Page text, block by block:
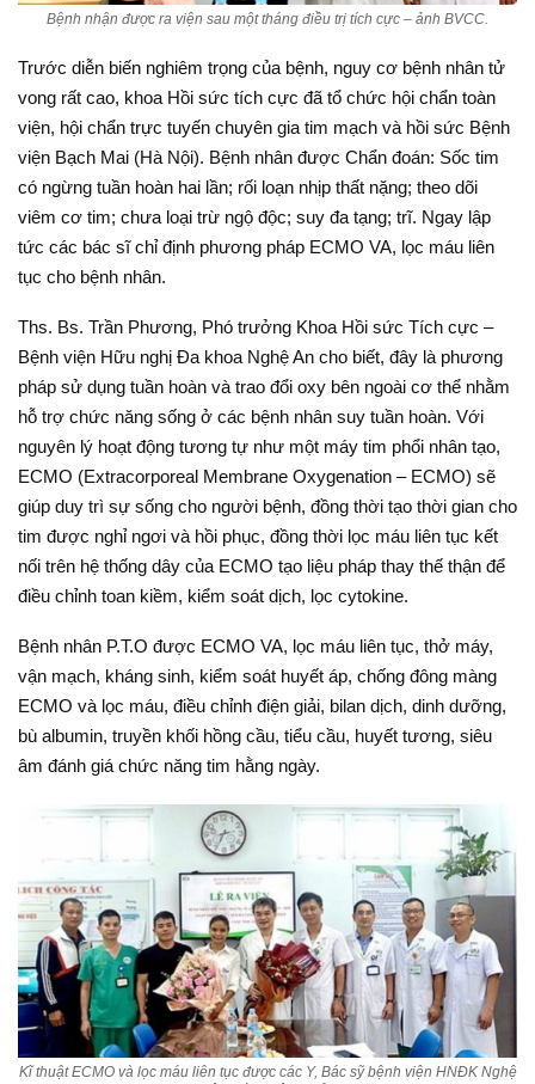
Bệnh nhận được ra viện sau một tháng điều trị tích cực – ảnh BVCC.
Trước diễn biến nghiêm trọng của bệnh, nguy cơ bệnh nhân tử
vong rất cao, khoa Hồi sức tích cực đã tổ chức hội chẩn toàn
viện, hội chẩn trực tuyến chuyên gia tim mạch và hồi sức Bệnh
viện Bạch Mai (Hà Nội). Bệnh nhân được Chẩn đoán: Sốc tim
có ngừng tuần hoàn hai lần; rối loạn nhịp thất nặng; theo dõi
viêm cơ tim; chưa loại trừ ngộ độc; suy đa tạng; trĩ. Ngay lập
tức các bác sĩ chỉ định phương pháp ECMO VA, lọc máu liên
tục cho bệnh nhân.
Ths. Bs. Trần Phương, Phó trưởng Khoa Hồi sức Tích cực –
Bệnh viện Hữu nghị Đa khoa Nghệ An cho biết, đây là phương
pháp sử dụng tuần hoàn và trao đổi oxy bên ngoài cơ thể nhằm
hỗ trợ chức năng sống ở các bệnh nhân suy tuần hoàn. Với
nguyên lý hoạt động tương tự như một máy tim phổi nhân tạo,
ECMO (Extracorporeal Membrane Oxygenation – ECMO) sẽ
giúp duy trì sự sống cho người bệnh, đồng thời tạo thời gian cho
tim được nghỉ ngơi và hồi phục, đồng thời lọc máu liên tục kết
nối trên hệ thống dây của ECMO tạo liệu pháp thay thế thận để
điều chỉnh toan kiềm, kiểm soát dịch, lọc cytokine.
Bệnh nhân P.T.O được ECMO VA, lọc máu liên tục, thở máy,
vận mạch, kháng sinh, kiểm soát huyết áp, chống đông màng
ECMO và lọc máu, điều chỉnh điện giải, bilan dịch, dinh dưỡng,
bù albumin, truyền khối hồng cầu, tiểu cầu, huyết tương, siêu
âm đánh giá chức năng tim hằng ngày.
Kĩ thuật ECMO và lọc máu liên tục được các Y, Bác sỹ bệnh viện HNĐK Nghệ